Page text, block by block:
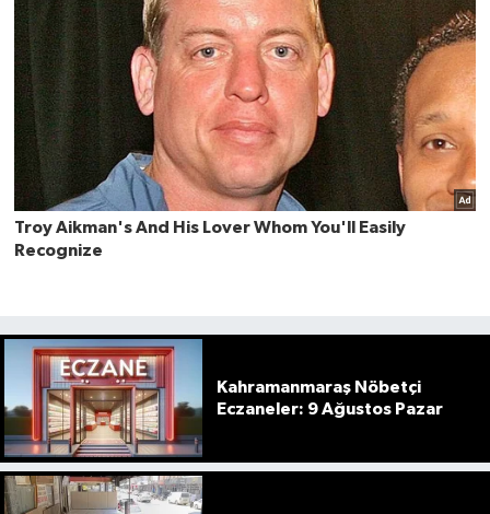
Kahramanmaraş Nöbetçi
Eczaneler: 9 Ağustos Pazar